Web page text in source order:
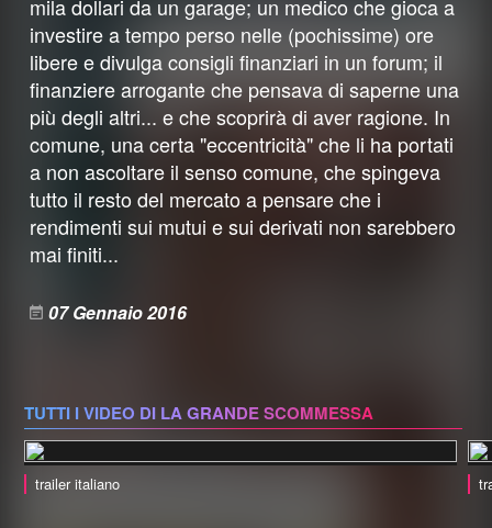
mila dollari da un garage; un medico che gioca a
investire a tempo perso nelle (pochissime) ore
libere e divulga consigli finanziari in un forum; il
finanziere arrogante che pensava di saperne una
più degli altri... e che scoprirà di aver ragione. In
comune, una certa "eccentricità" che li ha portati
a non ascoltare il senso comune, che spingeva
tutto il resto del mercato a pensare che i
rendimenti sui mutui e sui derivati non sarebbero
mai finiti...
07 Gennaio 2016
TUTTI I VIDEO DI LA GRANDE SCOMMESSA
trailer italiano